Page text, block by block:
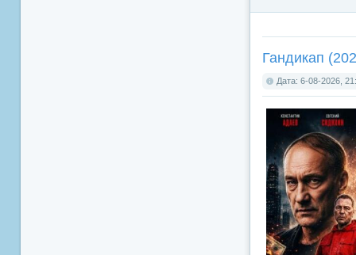
Гандикап
Дата: 6-08-2026,